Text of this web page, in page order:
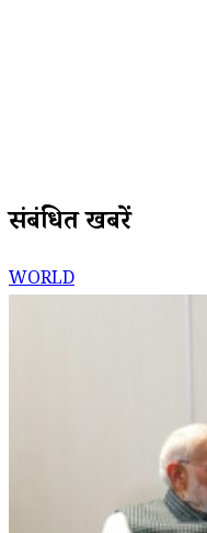
संबंधित खबरें
WORLD